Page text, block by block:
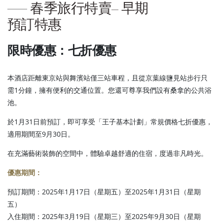
春季旅行特賣– 早期
預訂特惠
限時優惠：七折優惠
本酒店距離東京站與舞濱站僅三站車程，且從京葉線鹽見站步行只
需1分鐘，擁有便利的交通位置。您還可尊享我們設有桑拿的公共浴
池。
於1月31日前預訂，即可享受「王子基本計劃」常規價格七折優惠，
適用期間至9月30日。
在充滿藝術裝飾的空間中，體驗卓越舒適的住宿，度過非凡時光。
優惠期間：
預訂期間：2025年1月17日（星期五）至2025年1月31日（星期
五）
入住期間：2025年3月19日（星期三）至2025年9月30日（星期